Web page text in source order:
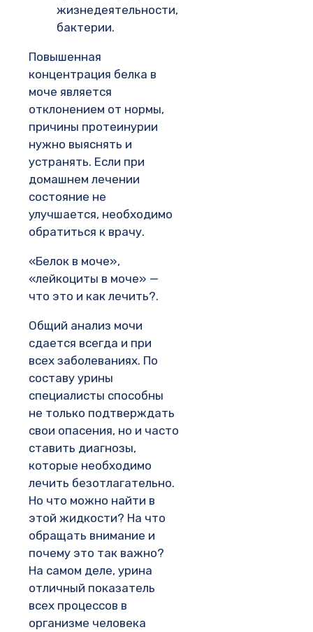
жизнедеятельности,
бактерии.
Повышенная
концентрация белка в
моче является
отклонением от нормы,
причины протеинурии
нужно выяснять и
устранять. Если при
домашнем лечении
состояние не
улучшается, необходимо
обратиться к врачу.
«Белок в моче»,
«лейкоциты в моче» —
что это и как лечить?.
Общий анализ мочи
сдается всегда и при
всех заболеваниях. По
составу урины
специалисты способны
не только подтверждать
свои опасения, но и часто
ставить диагнозы,
которые необходимо
лечить безотлагательно.
Но что можно найти в
этой жидкости? На что
обращать внимание и
почему это так важно?
На самом деле, урина
отличный показатель
всех процессов в
организме человека